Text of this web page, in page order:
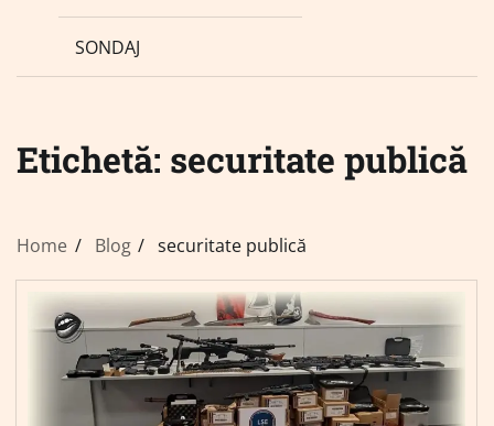
SONDAJ
Etichetă: securitate publică
Home Blog securitate publică